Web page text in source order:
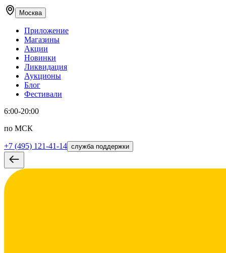
Москва
Приложение
Магазины
Акции
Новинки
Ликвидация
Аукционы
Блог
Фестивали
6:00-20:00
по МСК
+7 (495) 121-41-14 служба поддержки